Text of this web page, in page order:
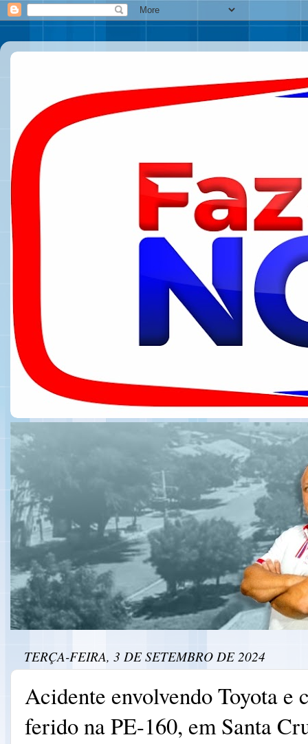
TERÇA-FEIRA, 3 DE SETEMBRO DE 2024
Acidente envolvendo Toyota e
ferido na PE-160, em Santa